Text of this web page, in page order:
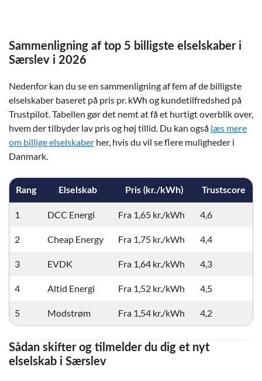
Sammenligning af top 5 billigste elselskaber i
Særslev i 2026
Nedenfor kan du se en sammenligning af fem af de billigste
elselskaber baseret på pris pr. kWh og kundetilfredshed på
Trustpilot. Tabellen gør det nemt at få et hurtigt overblik over,
hvem der tilbyder lav pris og høj tillid. Du kan også læs mere
om billige elselskaber her, hvis du vil se flere muligheder i
Danmark.
Rang Elselskab Pris (kr./kWh) Trustscore
1 DCC Energi Fra 1,65 kr./kWh 4,6
2 Cheap Energy Fra 1,75 kr./kWh 4,4
3 EVDK Fra 1,64 kr./kWh 4,3
4 Altid Energi Fra 1,52 kr./kWh 4,5
5 Modstrøm Fra 1,54 kr./kWh 4,2
Sådan skifter og tilmelder du dig et nyt
elselskab i Særslev